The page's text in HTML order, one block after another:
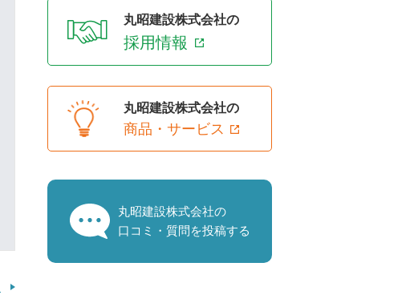
丸昭建設株式会社の
採用情報
丸昭建設株式会社の
商品・サービス
丸昭建設株式会社の
口コミ・質問を投稿する